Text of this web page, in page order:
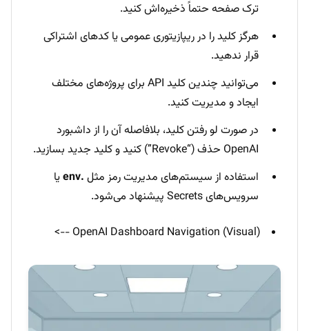
ترک صفحه حتماً ذخیره‌اش کنید.
هرگز کلید را در ریپازیتوری عمومی یا کدهای اشتراکی
قرار ندهید.
می‌توانید چندین کلید API برای پروژه‌های مختلف
ایجاد و مدیریت کنید.
در صورت لو رفتن کلید، بلافاصله آن را از داشبورد
OpenAI حذف (“Revoke”) کنید و کلید جدید بسازید.
استفاده از سیستم‌های مدیریت رمز مثل .env
یا
سرویس‌های Secrets پیشنهاد می‌شود.
OpenAI Dashboard Navigation (Visual) -->